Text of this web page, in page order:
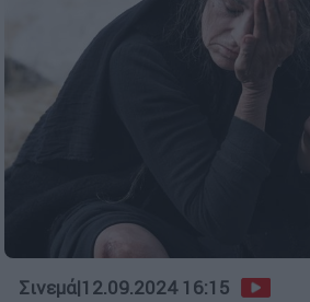
Σινεμά|12.09.2024 16:15